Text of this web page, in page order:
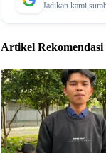
Jadikan kami
Artikel